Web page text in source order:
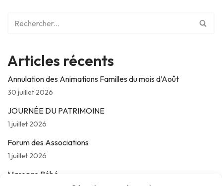
Articles récents
Annulation des Animations Familles du mois d’Août
30 juillet 2026
JOURNÉE DU PATRIMOINE
1 juillet 2026
Forum des Associations
1 juillet 2026
Massage Bébé